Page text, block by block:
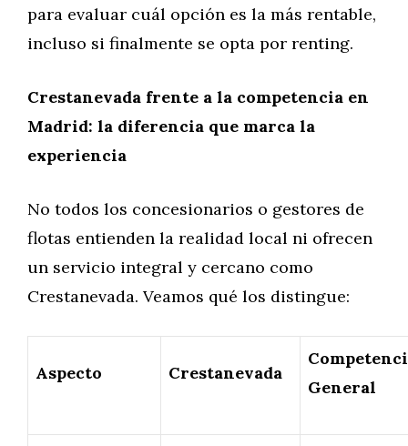
para evaluar cuál opción es la más rentable,
incluso si finalmente se opta por renting.
Crestanevada frente a la competencia en
Madrid: la diferencia que marca la
experiencia
No todos los concesionarios o gestores de
flotas entienden la realidad local ni ofrecen
un servicio integral y cercano como
Crestanevada. Veamos qué los distingue:
Aspecto Crestanevada
General